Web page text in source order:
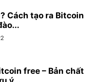
Cách tạo ra Bitcoin
free – Bản chất